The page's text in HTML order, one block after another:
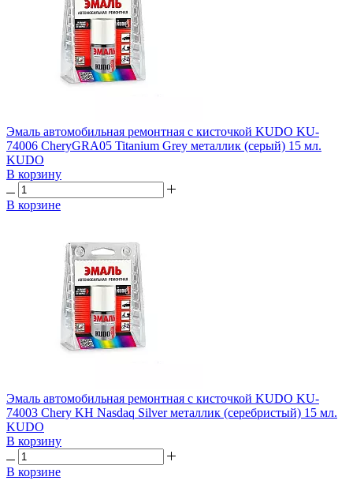
Эмаль автомобильная ремонтная с кисточкой KUDO KU-
74006 CheryGRA05 Titanium Grey металлик (серый) 15 мл.
KUDO
В корзину
В корзине
Эмаль автомобильная ремонтная с кисточкой KUDO KU-
74003 Chery KH Nasdaq Silver металлик (серебристый) 15 мл.
KUDO
В корзину
В корзине